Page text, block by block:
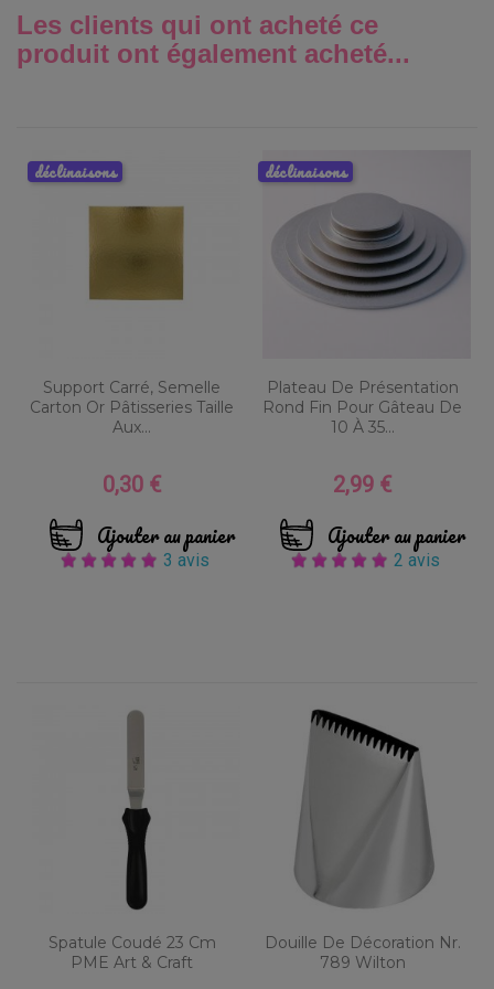
Les clients qui ont acheté ce
produit ont également acheté...
Support Carré, Semelle
Carton Or Pâtisseries Taille
Aux...
Prix
0,30 €
Ajouter au panier
3 avis
déclinaisons
Plateau De Présentation
Rond Fin Pour Gâteau De
10 À 35...
Prix
2,99 €
Ajouter au panier
2 avis
déclinaisons
Spatule Coudé 23 Cm
PME Art & Craft
Douille De Décoration Nr.
789 Wilton